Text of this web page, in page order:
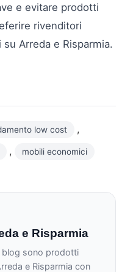
e evitare prodotti
rivenditori
Arreda e Risparmia.
low cost ,
, mobili economici
e Risparmia
blog sono prodotti
e Risparmia con